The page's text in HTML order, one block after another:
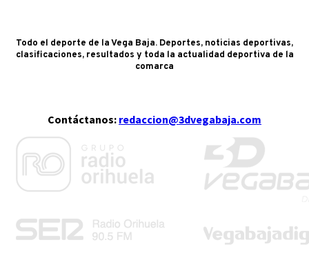
Todo el deporte de la Vega Baja. Deportes, noticias deportivas,
clasificaciones, resultados y toda la actualidad deportiva de la
comarca
Contáctanos: redaccion@3dvegabaja.com